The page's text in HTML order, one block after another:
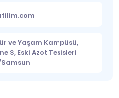
ve Yaşam Kampüsü,
S, Eski Azot Tesisleri